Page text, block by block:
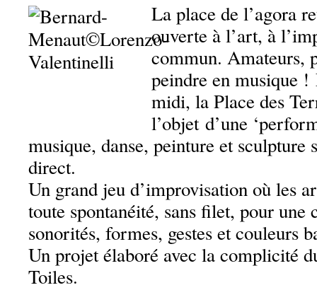
La place de l’agora
ouverte à l’art, à
commun. Amateurs,
peindre en musique !
midi, la Place des
l’objet d’une
musique, danse, peinture et sculpture
direct.
Un grand jeu d’improvisation où les
toute spontanéité, sans filet, pour
sonorités, formes, gestes et couleurs
Un projet élaboré avec la complicité
Toiles.